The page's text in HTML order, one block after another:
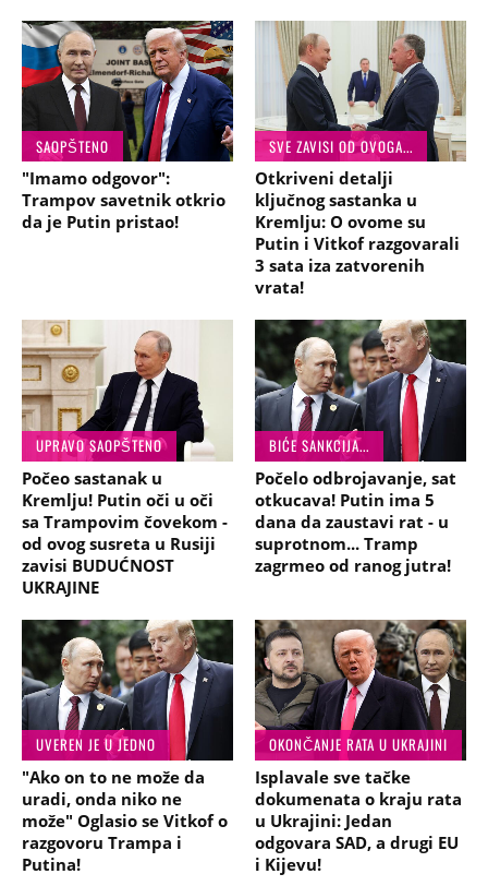
SAOPŠTENO
"Imamo odgovor":
Trampov savetnik otkrio
da je Putin pristao!
SVE ZAVISI OD OVOGA...
Otkriveni detalji
ključnog sastanka u
Kremlju: O ovome su
Putin i Vitkof razgovarali
3 sata iza zatvorenih
vrata!
UPRAVO SAOPŠTENO
Počeo sastanak u
Kremlju! Putin oči u oči
sa Trampovim čovekom -
od ovog susreta u Rusiji
zavisi BUDUĆNOST
UKRAJINE
BIĆE SANKCIJA...
Počelo odbrojavanje, sat
otkucava! Putin ima 5
dana da zaustavi rat - u
suprotnom... Tramp
zagrmeo od ranog jutra!
UVEREN JE U JEDNO
"Ako on to ne može da
uradi, onda niko ne
može" Oglasio se Vitkof o
razgovoru Trampa i
Putina!
OKONČANJE RATA U UKRAJINI
Isplavale sve tačke
dokumenata o kraju rata
u Ukrajini: Jedan
odgovara SAD, a drugi EU
i Kijevu!